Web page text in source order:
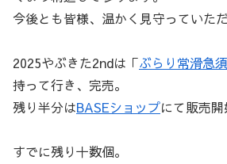
今後とも皆様、温かく見守っていた
2025やぶきた2ndは「ぶらり常滑急
持って行き、完売。
残り半分はBASEショップにて販売開
すでに残り十数個。